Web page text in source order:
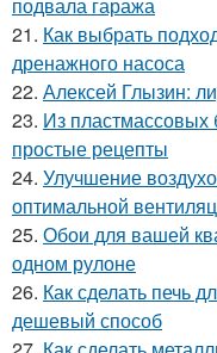
21. Как выбрать
дренажного насоса
22. Алексей Глызин:
23. Из
простые рецепты
24. Улучшение
оптимальной
25. Обои для вашей
одном рулоне
26. Как сделать печь
дешевый способ